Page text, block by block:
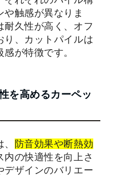
触感が異なりま
耐久性が高く、オフ
り、カットパイルは
が特徴です。
を高めるカーペッ
防音効果や断熱効
内の快適性を向上さ
デザインのバリエー